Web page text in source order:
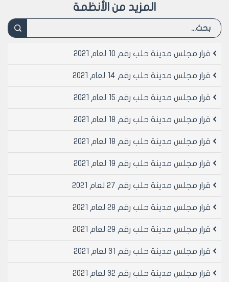
رئيس مجلس مدينة حلب
الدكتور المهندس معن الشبلي
المزيد من الأنظمة
قرار مجلس مدينة حلب رقم 10 لعام 2021
قرار مجلس مدينة حلب رقم 14 لعام 2021
قرار مجلس مدينة حلب رقم 15 لعام 2021
قرار مجلس مدينة حلب رقم 18 لعام 2021
قرار مجلس مدينة حلب رقم 18 لعام 2021
قرار مجلس مدينة حلب رقم 19 لعام 2021
قرار مجلس مدينة حلب رقم 27 لعام 2021
قرار مجلس مدينة حلب رقم 28 لعام 2021
قرار مجلس مدينة حلب رقم 29 لعام 2021
قرار مجلس مدينة حلب رقم 31 لعام 2021
قرار مجلس مدينة حلب رقم 32 لعام 2021